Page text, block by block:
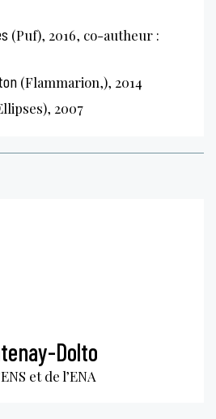
(Puf), 2016, co-autheur :
(Flammarion,), 2014
2007
Dolto
et de l’ENA